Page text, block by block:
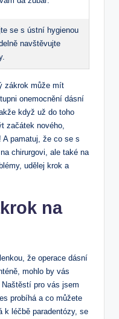
se s ústní hygienou
navštěvujte
zákrok může mít
onemocnění dásní
když už do toho
začátek nového,
pamatuj, že co se s
chirurgovi, ale také na
udělej krok a
na
že operace dásní
mohlo by vás
pro vás jsem
probíhá a co můžete
léčbě paradentózy, se